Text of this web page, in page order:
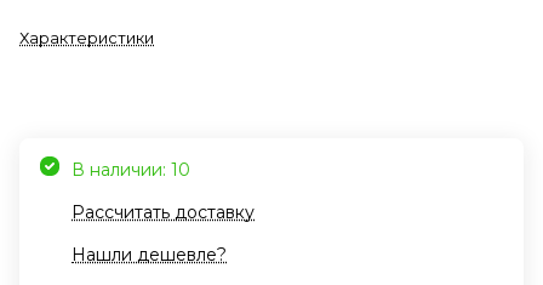
Характеристики
В наличии: 10
Рассчитать доставку
Нашли дешевле?